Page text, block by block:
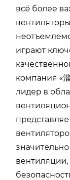
всё более
играют
компания «
лидер в